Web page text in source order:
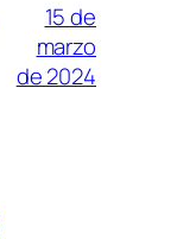
15 de
marzo
de 2024